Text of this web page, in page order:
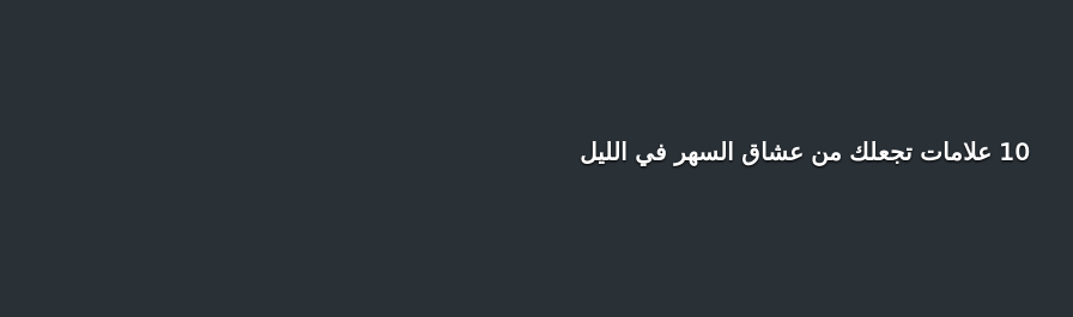
10 علامات تجعلك من عشاق السهر في الليل